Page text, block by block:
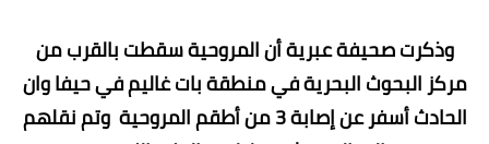
وذكرت صحيفة عبرية أن المروحية سقطت بالقرب من
مركز البحوث البحرية في منطقة بات غاليم في حيفا وان
الحادث أسفر عن إصابة 3 من أطقم المروحية وتم نقلهم